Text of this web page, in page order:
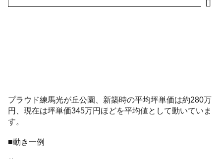
プラウド練馬光が丘公園、新築時の平均坪単価は約280万
円、現在は坪単価345万円ほどを平均値として動いていま
す。
■動き一例